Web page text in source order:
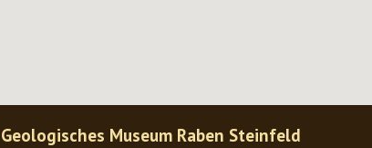
Geologisches Museum Raben Steinfeld